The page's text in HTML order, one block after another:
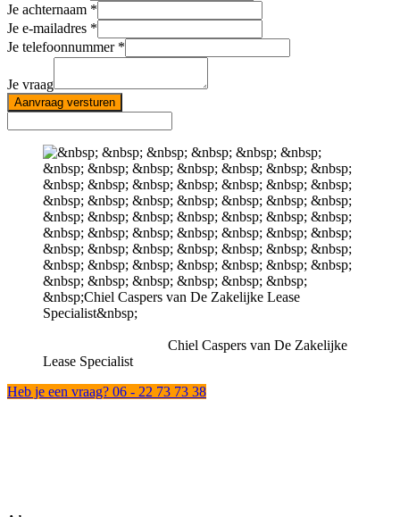
Je achternaam
Je e-mailadres
Je telefoonnummer
Je vraag
Aanvraag versturen
Chiel Caspers van De Zakelijke
Lease Specialist
Heb je een vraag? 06 - 22 73 73 38